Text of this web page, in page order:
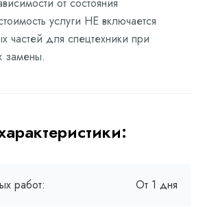
услуги НЕ включается
частей для спецтехники при
замены.
работ: От 1 дня